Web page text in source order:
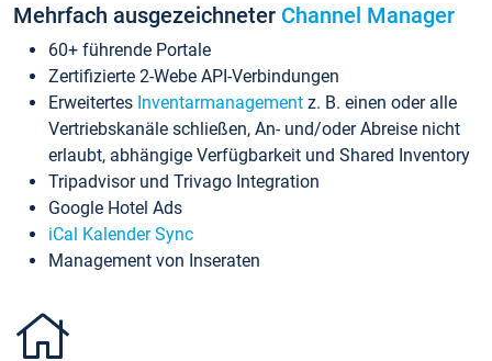
Mehrfach ausgezeichneter Channel Manager
60+ führende Portale
Zertifizierte 2-Webe API-Verbindungen
Erweitertes Inventarmanagement z. B. einen oder alle
Vertriebskanäle schließen, An- und/oder Abreise nicht
erlaubt, abhängige Verfügbarkeit und Shared Inventory
Tripadvisor und Trivago Integration
Google Hotel Ads
iCal Kalender Sync
Management von Inseraten